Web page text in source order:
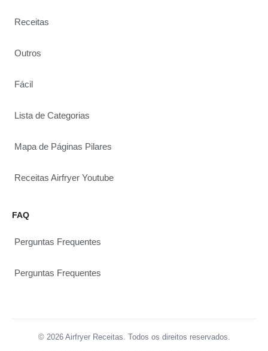
Receitas
Outros
Fácil
Lista de Categorias
Mapa de Páginas Pilares
Receitas Airfryer Youtube
FAQ
Perguntas Frequentes
Perguntas Frequentes
© 2026 Airfryer Receitas. Todos os direitos reservados.